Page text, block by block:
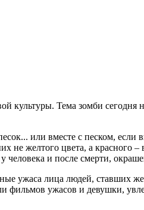
культуры. Тема зомби
или вместе с песком,
не желтого цвета, а
человека и после смерти,
ужаса лица людей, ставших
фильмов ужасов и девушки,